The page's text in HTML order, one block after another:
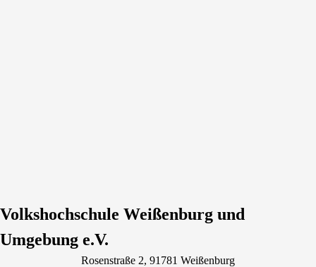
Volkshochschule Weißenburg und
Umgebung e.V.
Rosenstraße2, 91781 Weißenburg